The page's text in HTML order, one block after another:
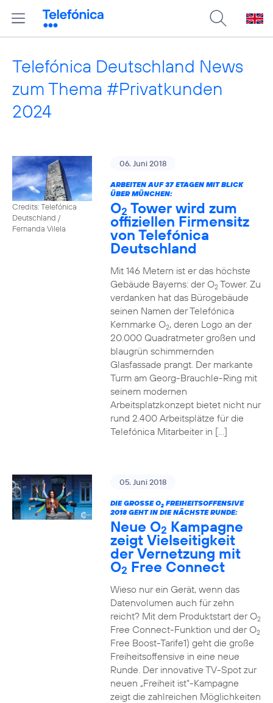
Telefónica Deutschland News
zum Thema #Privatkunden
2024
Credits: Telefónica
Deutschland /
Fernanda Vilela
06. Juni 2018
ARBEITEN AUF 37 ETAGEN MIT BLICK
ÜBER MÜNCHEN:
O2 Tower wird zum
offiziellen Firmensitz
von Telefónica
Deutschland
Mit 146 Metern ist er das höchste
Gebäude Bayerns: der O2Tower. Zu
verdanken hat das Bürogebäude
seinen Namen der Telefónica
Kernmarke O2, deren Logo an der
20.000 Quadratmeter großen und
blaugrün schimmernden
Glasfassade prangt. Der markante
Turm am Georg-Brauchle-Ring mit
seinem modernen
Arbeitsplatzkonzept bietet nicht nur
rund 2.400 Arbeitsplätze für die
Telefónica Mitarbeiter in […]
05. Juni 2018
DIE GROSSE O 2FREIHEITSOFFENSIVE
2018 GEHT IN DIE NÄCHSTE RUNDE:
Neue O2 Kampagne
zeigt Vielseitigkeit
der Vernetzung mit
O2 Free Connect
Wieso nur ein Gerät, wenn das
Datenvolumen auch für zehn
reicht? Mit dem Produktstart der O2
Free Connect-Funktion und der O2
Free Boost-Tarife1) geht die große
Freiheitsoffensive in eine neue
Runde. Der innovative TV-Spot zur
neuen „Freiheit ist“-Kampagne
zeigt die zahlreichen Möglichkeiten